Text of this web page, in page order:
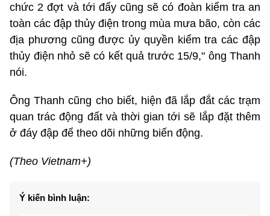
chức 2 đợt và tới đấy cũng sẽ có đoàn kiểm tra an
toàn các đập thủy điện trong mùa mưa bão, còn các
địa phương cũng được ủy quyền kiểm tra các đập
thủy điện nhỏ sẽ có kết quả trước 15/9," ông Thanh
nói.
Ông Thanh cũng cho biết, hiện đã lắp đắt các trạm
quan trác động đất và thời gian tới sẽ lắp đặt thêm
ở đáy đập để theo dõi những biến động.
(Theo Vietnam+)
Ý kiến bình luận: